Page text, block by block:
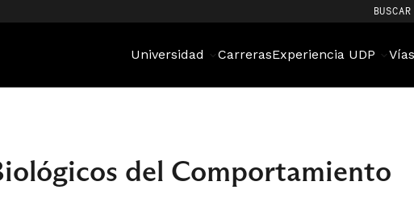
BUSCAR
Universidad CarrerasExperiencia UDP
del Comportamiento